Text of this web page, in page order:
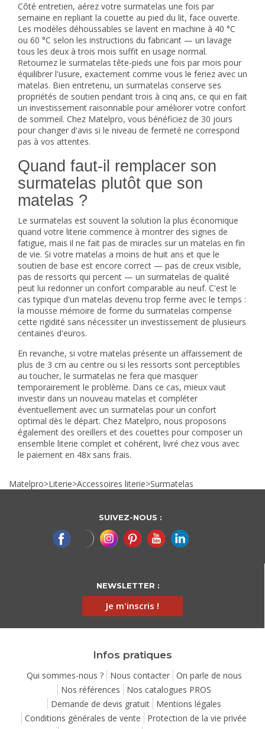
Côté entretien, aérez votre surmatelas une fois par
semaine en repliant la couette au pied du lit, face ouverte.
Les modèles déhoussables se lavent en machine à 40 °C
ou 60 °C selon les instructions du fabricant — un lavage
tous les deux à trois mois suffit en usage normal.
Retournez le surmatelas tête-pieds une fois par mois pour
équilibrer l'usure, exactement comme vous le feriez avec un
matelas. Bien entretenu, un surmatelas conserve ses
propriétés de soutien pendant trois à cinq ans, ce qui en fait
un investissement raisonnable pour améliorer votre confort
de sommeil. Chez Matelpro, vous bénéficiez de 30 jours
pour changer d'avis si le niveau de fermeté ne correspond
pas à vos attentes.
Quand faut-il remplacer son
surmatelas plutôt que son
matelas ?
Le surmatelas est souvent la solution la plus économique
quand votre literie commence à montrer des signes de
fatigue, mais il ne fait pas de miracles sur un matelas en fin
de vie. Si votre matelas a moins de huit ans et que le
soutien de base est encore correct — pas de creux visible,
pas de ressorts qui percent — un surmatelas de qualité
peut lui redonner un confort comparable au neuf. C'est le
cas typique d'un matelas devenu trop ferme avec le temps :
la mousse mémoire de forme du surmatelas compense
cette rigidité sans nécessiter un investissement de plusieurs
centaines d'euros.
En revanche, si votre matelas présente un affaissement de
plus de 3 cm au centre ou si les ressorts sont perceptibles
au toucher, le surmatelas ne fera que masquer
temporairement le problème. Dans ce cas, mieux vaut
investir dans un nouveau matelas et compléter
éventuellement avec un surmatelas pour un confort
optimal dès le départ. Chez Matelpro, nous proposons
également des oreillers et des couettes pour composer un
ensemble literie complet et cohérent, livré chez vous avec
le paiement en 48x sans frais.
Matelpro>Literie>Accessoires literie>Surmatelas
SUIVEZ-NOUS :
NEWSLETTER :
Je m'inscris !
Infos pratiques
Qui sommes-nous ? Nous contacter
On parle de nous
Nos références
Nos catalogues PROS
Demande de devis gratuit
Mentions légales
Conditions générales de vente
Protection de la vie privée